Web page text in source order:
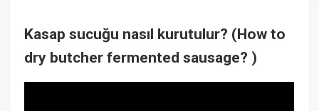
Kasap sucuğu nasıl kurutulur? (How to
dry butcher fermented sausage? )